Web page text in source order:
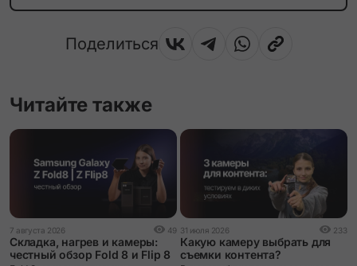
Поделиться
Читайте также
7 августа 2026 49
Складка, нагрев и камеры:
честный обзор Fold 8 и Flip 8
31 июля 2026 233
Какую камеру выбрать для
съемки контента?